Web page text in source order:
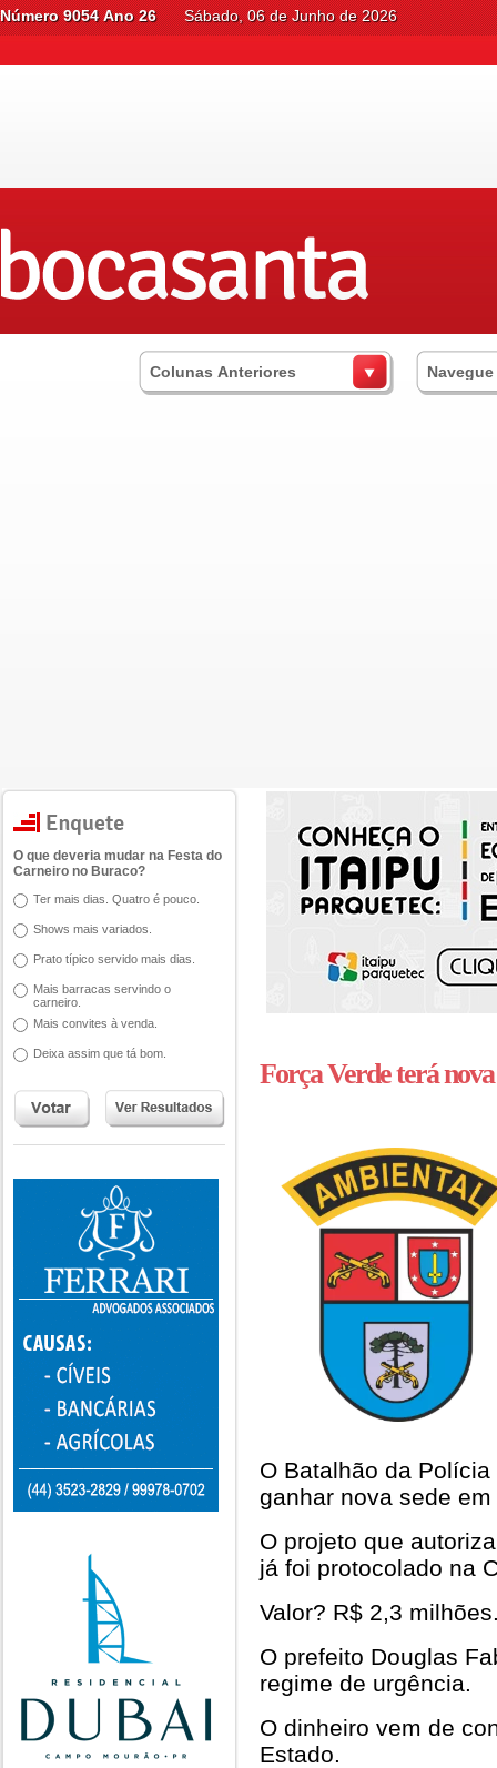
Número 9054 Ano 26 Sábado, 06 de Junho de 2026
Colunas Anteriores
O que deveria mudar na Festa do
Carneiro no Buraco?
Ter mais dias. Quatro é pouco.
Shows mais variados.
Prato típico servido mais dias.
Mais barracas servindo o
carneiro.
Mais convites à venda.
Deixa assim que tá bom.
Força Verde terá
O Batalhão da
ganhar nova sede em
O projeto que
já foi protocolado na
Valor? R$ 2,3
O prefeito Douglas
regime de urgência.
O dinheiro vem de
Estado.